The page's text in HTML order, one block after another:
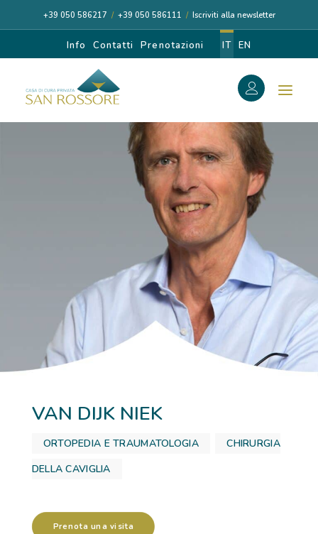
+39 050 586217 / +39 050 586111 / Iscriviti alla newsletter
Info Contatti Prenotazioni IT EN
I NOSTRI MEDICI
DIAGNOSI E CURA
RICOVERI
NEWS
VAN DIJK NIEK
ORTOPEDIA E TRAUMATOLOGIA
CHIRURGIA
DELLA CAVIGLIA
Prenota una visita